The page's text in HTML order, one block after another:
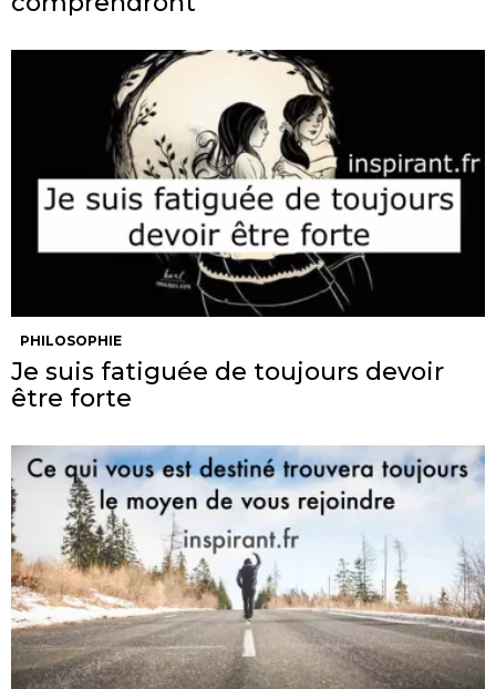
PHILOSOPHIE
Je suis fatiguée de toujours devoir
être forte